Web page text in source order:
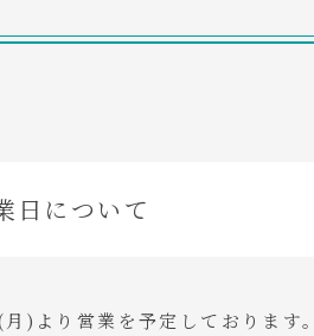
日について
)より営業を予定しております